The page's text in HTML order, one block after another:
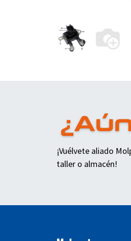
¡Vuélvete aliado
taller o almacén!